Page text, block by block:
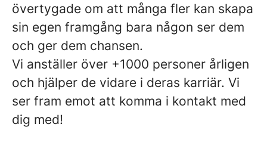
övertygade om att många fler kan skapa
sin egen framgång bara någon ser dem
och ger dem chansen.
Vi anställer över +1000 personer årligen
och hjälper de vidare i deras karriär. Vi
ser fram emot att komma i kontakt med
dig med!